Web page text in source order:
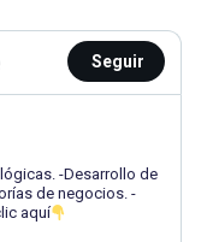
Seguir
-Desarrollo de
de negocios. -
aquí